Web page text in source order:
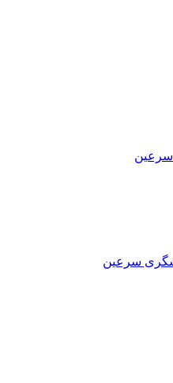
سرعین
سرعین